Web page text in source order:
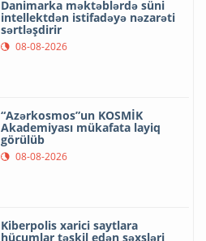
Danimarka məktəblərdə süni
intellektdən istifadəyə nəzarəti
sərtləşdirir
08-08-2026
“Azərkosmos”un KOSMİK
Akademiyası mükafata layiq
görülüb
08-08-2026
Kiberpolis xarici saytlara
hücumlar təşkil edən şəxsləri